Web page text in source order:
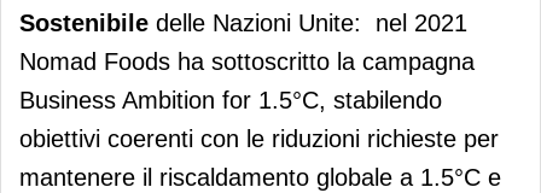
Sostenibile delle Nazioni Unite: nel 2021
Nomad Foods ha sottoscritto la campagna
Business Ambition for 1.5°C, stabilendo
obiettivi coerenti con le riduzioni richieste per
mantenere il riscaldamento globale a 1.5°C e